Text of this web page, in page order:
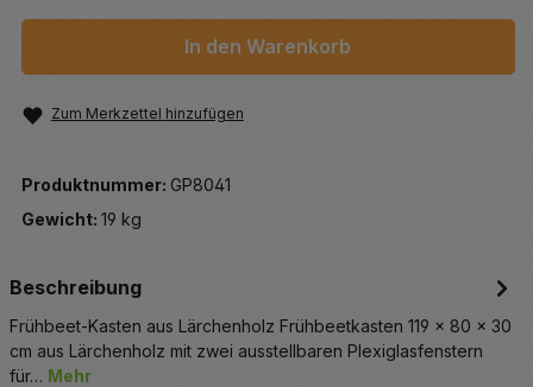
In den Warenkorb
Zum Merkzettel hinzufügen
Produktnummer: GP8041
Gewicht: 19 kg
Beschreibung
Frühbeet-Kasten aus Lärchenholz Frühbeetkasten 119 x 80 x 30
cm aus Lärchenholz mit zwei ausstellbaren Plexiglasfenstern
für… Mehr